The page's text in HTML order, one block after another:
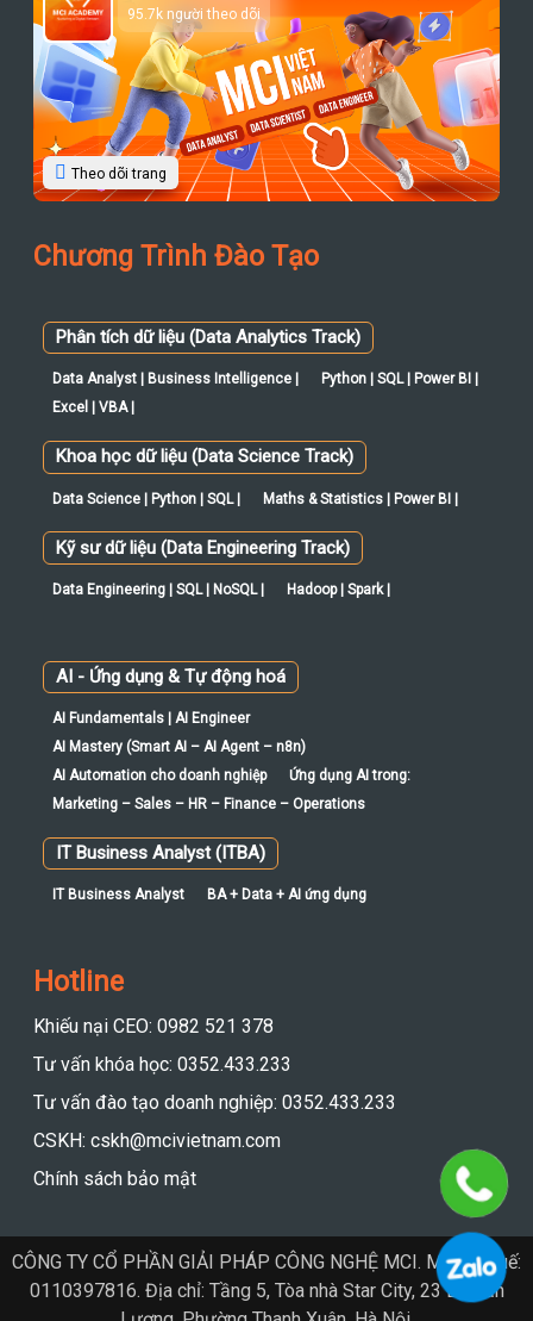
95.7k người theo dõi
Theo dõi trang
Chương Trình Đào Tạo
Phân tích dữ liệu (Data Analytics Track)
Data Analyst | Business Intelligence |
Python | SQL | Power BI |
Excel | VBA |
Khoa học dữ liệu (Data Science Track)
Data Science | Python | SQL | Maths & Statistics | Power BI |
Kỹ sư dữ liệu (Data Engineering Track)
Data Engineering | SQL | NoSQL | Hadoop | Spark |
AI - Ứng dụng & Tự động hoá
AI Fundamentals | AI Engineer
AI Mastery (Smart AI – AI Agent – n8n)
AI Automation cho doanh nghiệp
Ứng dụng AI trong:
Marketing – Sales – HR – Finance – Operations
IT Business Analyst (ITBA)
IT Business Analyst BA + Data + AI ứng dụng
Hotline
Khiếu nại CEO: 0982 521 378
Tư vấn khóa học: 0352.433.233
Tư vấn đào tạo doanh nghiệp: 0352.433.233
CSKH: cskh@mcivietnam.com
Chính sách bảo mật
CÔNG TY CỔ PHẦN GIẢI PHÁP CÔNG NGHỆ MCI. Mã số thuế:
0110397816. Địa chỉ: Tầng 5, Tòa nhà Star City, 23 Lê Văn